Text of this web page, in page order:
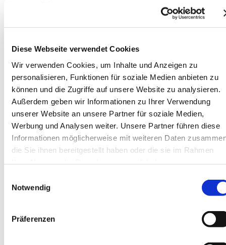
Diese Webseite verwendet Cookies
Wir verwenden Cookies, um Inhalte und Anzeigen zu
personalisieren, Funktionen für soziale Medien anbieten zu
können und die Zugriffe auf unsere Website zu analysieren.
Außerdem geben wir Informationen zu Ihrer Verwendung
unserer Website an unsere Partner für soziale Medien,
Werbung und Analysen weiter. Unsere Partner führen diese
Informationen möglicherweise mit weiteren Daten
die Sie ihnen bereitgestellt haben oder die sie im Rahmen
Notwendig
Präferenzen
Team Zentrale
Standorte
Kontaktformular
Über uns
Das Unternehmen
Unsere Hersteller
Warum wir?
Jobs
Sprachauswahl